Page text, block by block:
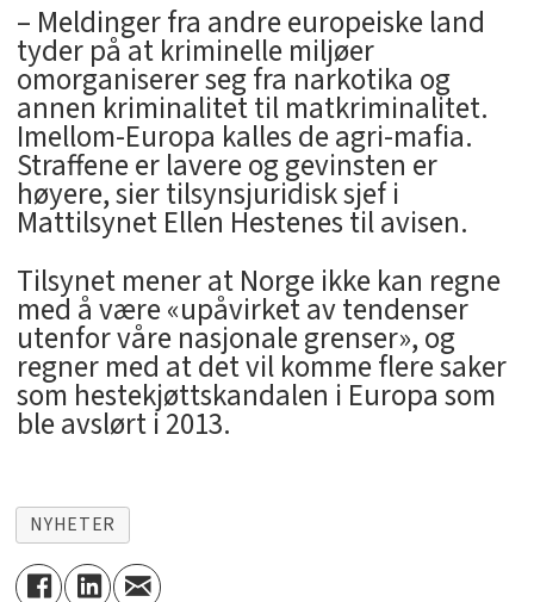
– Meldinger fra andre europeiske land
tyder på at kriminelle miljøer
omorganiserer seg fra narkotika og
annen kriminalitet til matkriminalitet.
Imellom-Europa kalles de agri-mafia.
Straffene er lavere og gevinsten er
høyere, sier tilsynsjuridisk sjef i
Mattilsynet Ellen Hestenes til avisen.
Tilsynet mener at Norge ikke kan regne
med å være «upåvirket av tendenser
utenfor våre nasjonale grenser», og
regner med at det vil komme flere saker
som hestekjøttskandalen i Europa som
ble avslørt i 2013.
NYHETER